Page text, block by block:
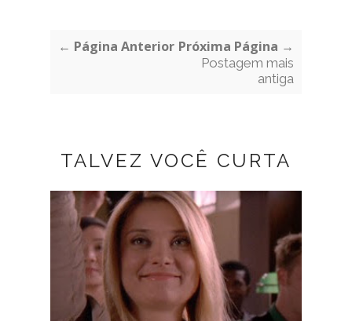
← Página Anterior Próxima Página →
Postagem mais
antiga
TALVEZ VOCÊ CURTA